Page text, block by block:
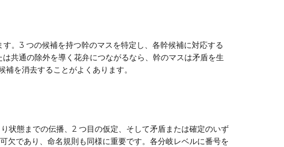
。3 つの候補を持つ幹のマスを特定し、各幹候補に対応する
共通の除外を導く花弁につながるなら、幹のマスは矛盾を生
を消去することがよくあります。
状態までの伝播、2 つ目の仮定、そして矛盾または確定のいず
欠であり、命名規則も同様に重要です。各分岐レベルに番号を